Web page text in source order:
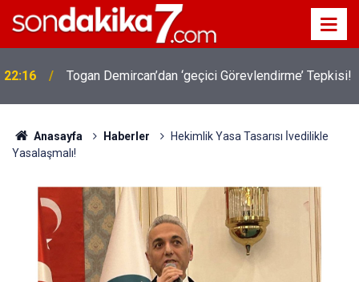
22:16 Togan Demircan’dan ‘geçici Görevlendirme’ Tepkisi!
Anasayfa Haberler
Hekimlik Yasa Tasarısı İ̇vedilikle
Yasalaşmalı!